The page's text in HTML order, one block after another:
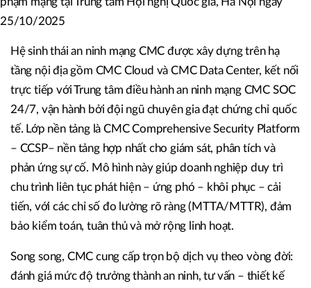
25/10/2025
Hệ sinh thái an ninh mạng CMC được xây dựng trên hạ
tầng nội địa gồm CMC Cloud và CMC Data Center, kết nối
trực tiếp với Trung tâm điều hành an ninh mạng CMC SOC
24/7, vận hành bởi đội ngũ chuyên gia đạt chứng chỉ quốc
tế. Lớp nền tảng là CMC Comprehensive Security Platform
– CCSP– nền tảng hợp nhất cho giám sát, phân tích và
phản ứng sự cố. Mô hình này giúp doanh nghiệp duy trì
chu trình liên tục phát hiện – ứng phó – khôi phục – cải
tiến, với các chỉ số đo lường rõ ràng (MTTA/MTTR), đảm
bảo kiểm toán, tuân thủ và mở rộng linh hoạt.
Song song, CMC cung cấp trọn bộ dịch vụ theo vòng đời:
đánh giá mức độ trưởng thành an ninh, tư vấn – thiết kế